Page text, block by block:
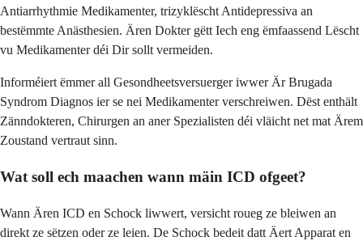
Antiarrhythmie Medikamenter, trizyklëscht Antidepressiva an
bestëmmte Anästhesien. Ären Dokter gëtt Iech eng ëmfaassend Lëscht
vu Medikamenter déi Dir sollt vermeiden.
Informéiert ëmmer all Gesondheetsversuerger iwwer Är Brugada
Syndrom Diagnos ier se nei Medikamenter verschreiwen. Dëst enthält
Zänndokteren, Chirurgen an aner Spezialisten déi vläicht net mat Ärem
Zoustand vertraut sinn.
Wat soll ech maachen wann mäin ICD ofgeet?
Wann Ären ICD en Schock liwwert, versicht roueg ze bleiwen an
direkt ze sëtzen oder ze leien. De Schock bedeit datt Äert Apparat en